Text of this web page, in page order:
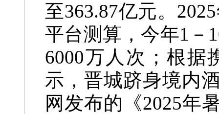
至363.87亿元。
平台测算，今年1－
6000万人次；根据
示，晋城跻身境内
网发布的《2025年